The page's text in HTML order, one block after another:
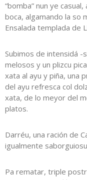
“bomba” nun ye
boca, algamando la so
Ensalada templada de
Subimos de intensidá -
melosos y un plizcu
xata al ayu y piña, una
del ayu refresca col
xata, de lo meyor del
platos.
Darréu, una ración de
igualmente
Pa rematar, triple